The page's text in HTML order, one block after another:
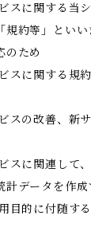
スに関する当
規約等」といい
のため
スに関する規
スの改善、新
スに関連して
計データを作成
目的に付随す